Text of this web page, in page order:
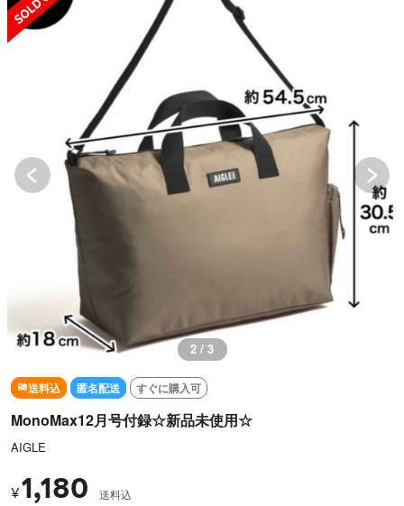
2 / 3
送料込 匿名配送 すぐに購入可
MonoMax12月号付録☆新品未使用☆
AIGLE
¥1,180 送料込